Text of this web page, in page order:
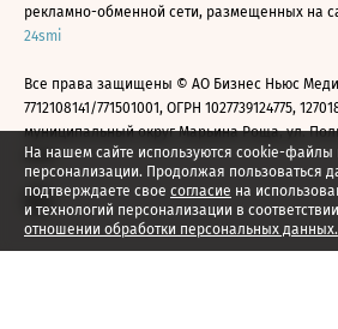
На нашем сайте используются cookie-файлы
персонализации. Продолжая пользоваться
подтверждаете свое согласие на
и технологий персонализации в
отношении обработки персональных данных.
рекламно-обменной сети, размещенных на
24smi
Все права защищены © АО Бизнес Ньюс
7712108141/771501001, ОГРН 1027739124775,
муниципальный округ Марьина Роща, ул.
2026